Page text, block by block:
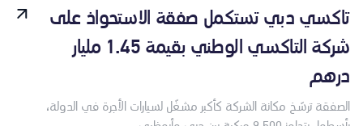
تاكسي دبي تستكمل صفقة الاستحواذ على
شركة التاكسي الوطني بقيمة 1.45 مليار
درهم
الصفقة ترسّخ مكانة الشركة كأكبر مشغّل لسيارات الأجرة في الدولة،